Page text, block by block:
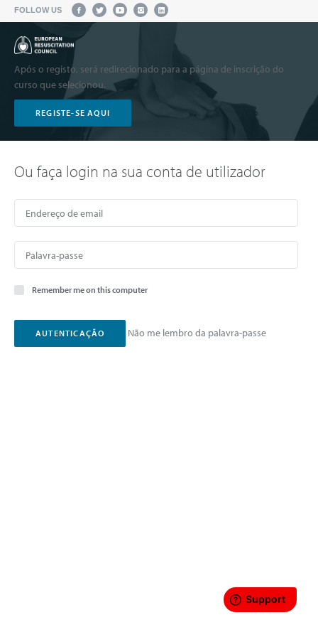
FOLLOW US
Após o registo, será redirecionado para a página de inscrição do
curso que selecionou.
REGISTE-SE AQUI
Ou faça login na sua conta de utilizador
Remember me on this computer
Não me lembro da palavra-passe